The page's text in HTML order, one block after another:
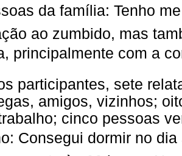
da família: Tenho
ao zumbido, mas
principalmente com a
participantes, sete
amigos, vizinhos;
cinco pessoas
Consegui dormir no